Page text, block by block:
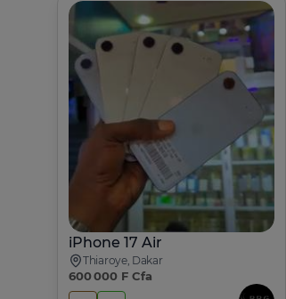
iPhone 17 Air
Thiaroye, Dakar
600 000 F Cfa